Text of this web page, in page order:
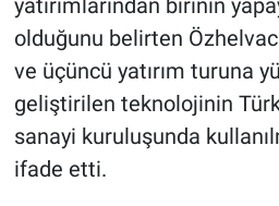
yatırımlarından birinin
olduğunu belirten
ve üçüncü yatırım turuna
geliştirilen teknolojinin
sanayi kuruluşunda
ifade etti.